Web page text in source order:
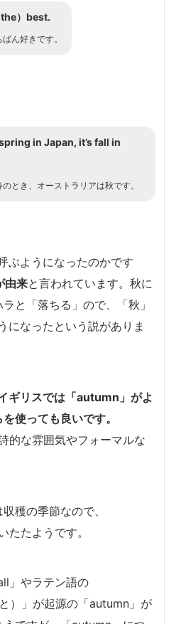
）best.
ん好きです。
in Japan, it’s fall in
とき、オーストラリアは秋です。
ぶようになったのかです
由来と言われています。秋に
と「落ちる」ので、「秋」
になったという説がありま
ギリスでは「autumn」がよ
使っても良いです。
的な雰囲気やフォーマルな
穫の季節なので、
たたようです。
」やラテン語の
）」が起源の「autumn」が